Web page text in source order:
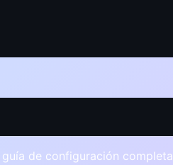
guía de configuración completa